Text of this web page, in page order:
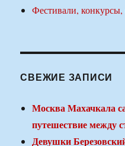
Фестивали,
СВЕЖИЕ ЗАПИСИ
Москва Махачкала
путешествие между
Девушки